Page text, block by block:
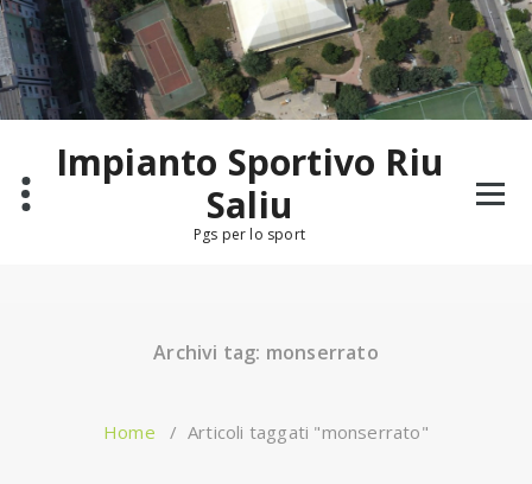
Salta
al
contenuto
Impianto Sportivo Riu
Saliu
Pgs per lo sport
Archivi tag: monserrato
Home /Articoli taggati "monserrato"